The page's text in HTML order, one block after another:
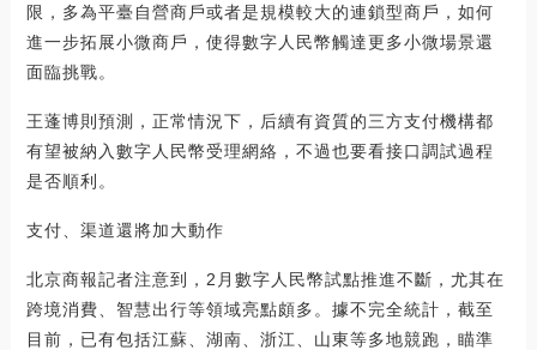
限，多為平臺自營商戶或者是規模較大的連鎖型商戶，如何
進一步拓展小微商戶，使得數字人民幣觸達更多小微場景還
面臨挑戰。
王蓬博則預測，正常情況下，后續有資質的三方支付機構都
有望被納入數字人民幣受理網絡，不過也要看接口調試過程
是否順利。
支付、渠道還將加大動作
北京商報記者注意到，2月數字人民幣試點推進不斷，尤其在
跨境消費、智慧出行等領域亮點頗多。據不完全統計，截至
目前，已有包括江蘇、湖南、浙江、山東等多地競跑，瞄準